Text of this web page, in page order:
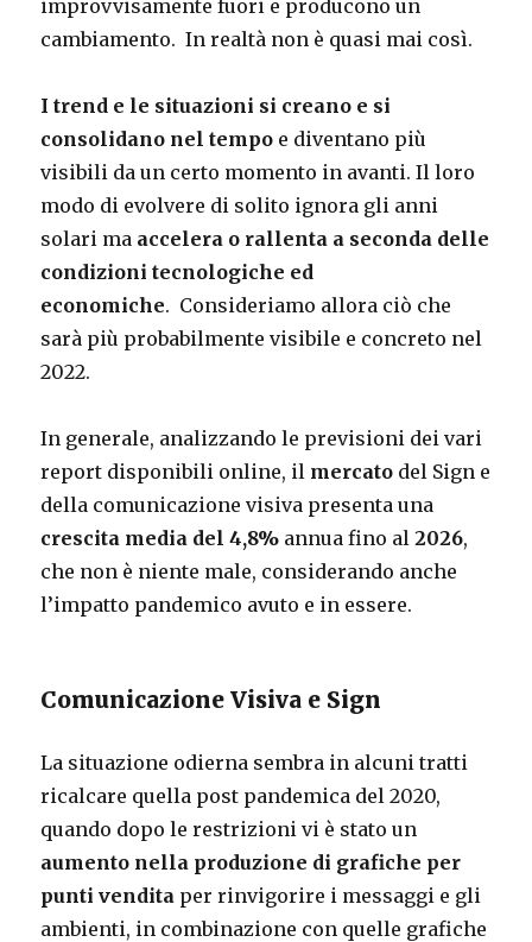
improvvisamente fuori e producono un
cambiamento. In realtà non è quasi mai così.
I trend e le situazioni si creano e si
consolidano nel tempo e diventano più
visibili da un certo momento in avanti. Il loro
modo di evolvere di solito ignora gli anni
solari ma accelera o rallenta a seconda delle
condizioni tecnologiche ed
economiche. Consideriamo allora ciò che
sarà più probabilmente visibile e concreto nel
2022.
In generale, analizzando le previsioni dei vari
report disponibili online, il mercato del Sign e
della comunicazione visiva presenta una
crescita media del 4,8% annua fino al2026,
che non è niente male, considerando anche
l’impatto pandemico avuto e in essere.
Comunicazione Visiva e Sign
La situazione odierna sembra in alcuni tratti
ricalcare quella post pandemica del 2020,
quando dopo le restrizioni vi è stato un
aumento nella produzione di grafiche per
punti vendita per rinvigorire i messaggi e gli
ambienti, in combinazione con quelle grafiche